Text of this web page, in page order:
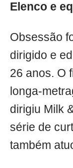
Elenco e
Obsessão
dirigido e
26 anos. O
longa-
dirigiu Milk
série de
também